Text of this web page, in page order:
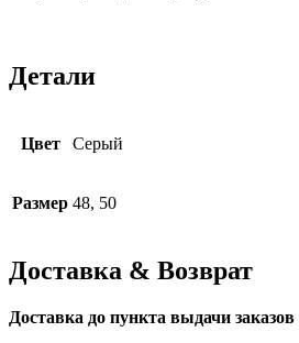
Детали
Цвет Серый
Размер 48, 50
Доставка & Возврат
Доставка до пункта выдачи